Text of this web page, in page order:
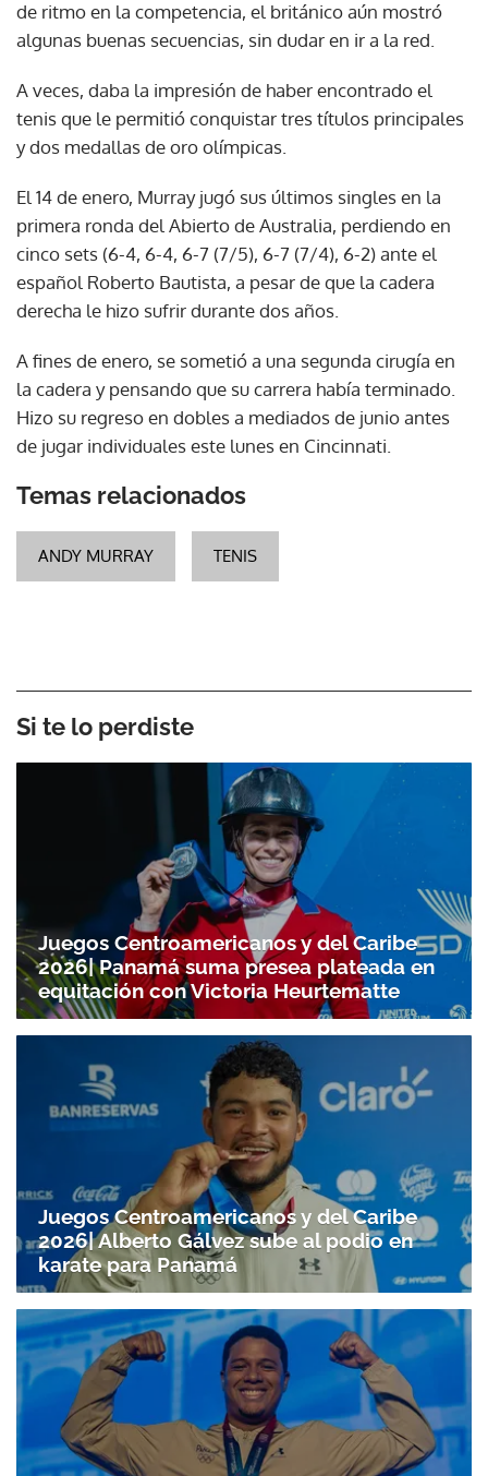
de ritmo en la competencia, el británico aún mostró
algunas buenas secuencias, sin dudar en ir a la red.
A veces, daba la impresión de haber encontrado el
tenis que le permitió conquistar tres títulos principales
y dos medallas de oro olímpicas.
El 14 de enero, Murray jugó sus últimos singles en la
primera ronda del Abierto de Australia, perdiendo en
cinco sets (6-4, 6-4, 6-7 (7/5), 6-7 (7/4), 6-2) ante el
español Roberto Bautista, a pesar de que la cadera
derecha le hizo sufrir durante dos años.
A fines de enero, se sometió a una segunda cirugía en
la cadera y pensando que su carrera había terminado.
Hizo su regreso en dobles a mediados de junio antes
de jugar individuales este lunes en Cincinnati.
Temas relacionados
ANDY MURRAY TENIS
Si te lo perdiste
Juegos Centroamericanos y del Caribe
2026| Panamá suma presea plateada en
equitación con Victoria Heurtematte
Juegos Centroamericanos y del Caribe
2026| Alberto Gálvez sube al podio en
karate para Panamá